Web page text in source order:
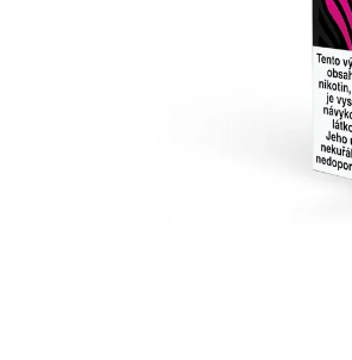
VENIX PRO CAPPUCINO-X